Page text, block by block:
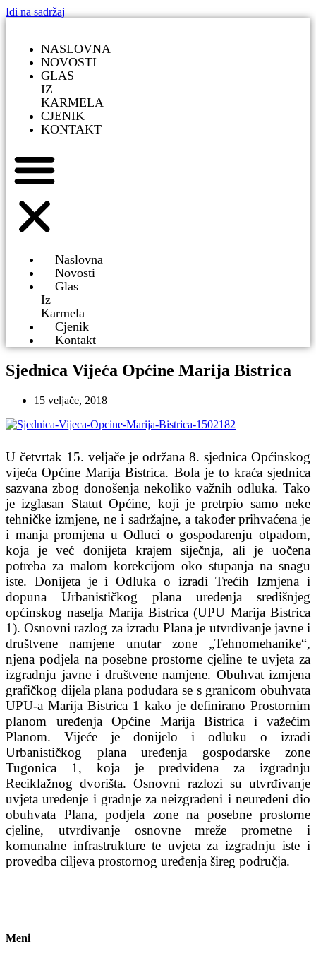
Idi na sadržaj
NASLOVNA
NOVOSTI
GLAS
IZ
KARMELA
CJENIK
KONTAKT
Naslovna
Novosti
Glas
Iz
Karmela
Cjenik
Kontakt
Sjednica Vijeća Općine Marija Bistrica
15 veljače, 2018
U četvrtak 15. veljače je održana 8. sjednica Općinskog
vijeća Općine Marija Bistrica. Bola je to kraća sjednica
sazvana zbog donošenja nekoliko važnih odluka. Tako
je izglasan Statut Općine, koji je pretrpio samo neke
tehničke izmjene, ne i sadržajne, a također prihvaćena je
i manja promjena u Odluci o gospodarenju otpadom,
koja je već donijeta krajem siječnja, ali je uočena
potreba za malom korekcijom oko stupanja na snagu
iste. Donijeta je i Odluka o izradi Trećih Izmjena i
dopuna Urbanističkog plana uređenja središnjeg
općinskog naselja Marija Bistrica (UPU Marija Bistrica
1). Osnovni razlog za izradu Plana je utvrđivanje javne i
društvene namjene unutar zone „Tehnomehanike“,
njena podjela na posebne prostorne cjeline te uvjeta za
izgradnju javne i društvene namjene. Obuhvat izmjena
grafičkog dijela plana podudara se s granicom obuhvata
UPU-a Marija Bistrica 1 kako je definirano Prostornim
planom uređenja Općine Marija Bistrica i važećim
Planom. Vijeće je donijelo i odluku o izradi
Urbanističkog plana uređenja gospodarske zone
Tugonica 1, koja je predviđena za izgradnju
Reciklažnog dvorišta. Osnovni razlozi su utvrđivanje
uvjeta uređenje i gradnje za neizgrađeni i neuređeni dio
obuhvata Plana, podjela zone na posebne prostorne
cjeline, utvrđivanje osnovne mreže prometne i
komunalne infrastrukture te uvjeta za izgradnju iste i
provedba ciljeva prostornog uređenja šireg područja.
Meni